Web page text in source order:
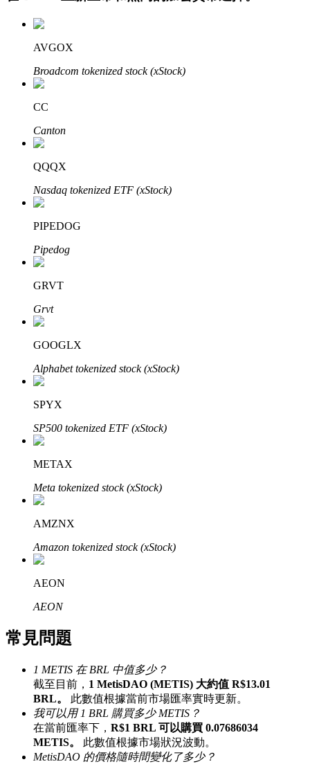
定投理财
了解如何賺取穩定收入
Bitrue AI
合夥人計劃
Bitrue渠道合伙人
最高達65%佣金！
AVGOX
Broadcom tokenized stock (xStock)
CC
Canton
QQQX
Nasdaq tokenized ETF (xStock)
PIPEDOG
Pipedog
GRVT
Grvt
GOOGLX
Alphabet tokenized stock (xStock)
SPYX
SP500 tokenized ETF (xStock)
METAX
Meta tokenized stock (xStock)
AMZNX
Amazon tokenized stock (xStock)
AEON
AEON
常見問題
1 METIS 在 BRL 中值多少？
截至目前， 1 MetisDAO (METIS) 大約值 R$13.01
BRL。
此數值根據當前市場匯率實時更新。
我可以用 1 BRL 購買多少 METIS？
在當前匯率下， R$1 BRL 可以購買 0.07686034
METIS。
此數值根據市場狀況波動。
MetisDAO 的價格隨時間變化了多少？